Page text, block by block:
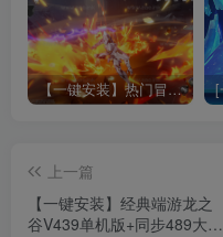
【一键安装】热门冒险策略类游戏崩坏：星穹铁道全新2.3版本一键端+一键代理+一键启动+免虚拟机
上一篇
【一键安装】经典端游龙之
谷V439单机版+同步489大翅